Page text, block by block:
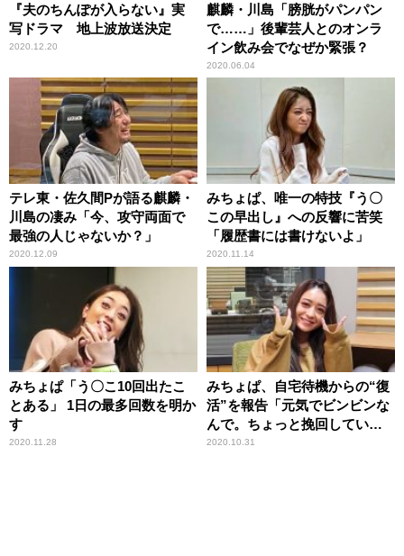
『夫のちんぽが入らない』実
写ドラマ 地上波放送決定
2020.12.20
麒麟・川島「膀胱がパンパン
で……」後輩芸人とのオンラ
イン飲み会でなぜか緊張？
2020.06.04
テレ東・佐久間Pが語る麒麟・
川島の凄み「今、攻守両面で
最強の人じゃないか？」
2020.12.09
みちょぱ、唯一の特技『う〇
この早出し』への反響に苦笑
「履歴書には書けないよ」
2020.11.14
みちょぱ「う〇こ10回出たこ
とある」 1日の最多回数を明か
す
2020.11.28
みちょぱ、自宅待機からの“復
活”を報告「元気でビンビンな
んで。ちょっと挽回していこ
うかなと思ってます」
2020.10.31